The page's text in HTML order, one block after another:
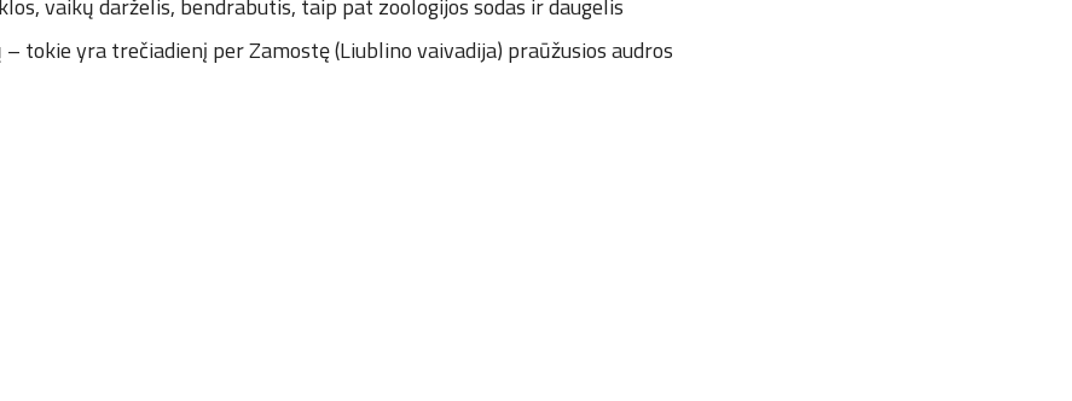
vaikų darželis, bendrabutis, taip pat zoologijos sodas ir daugelis
tokie yra trečiadienį per Zamostę (Liublino vaivadija) praūžusios audros